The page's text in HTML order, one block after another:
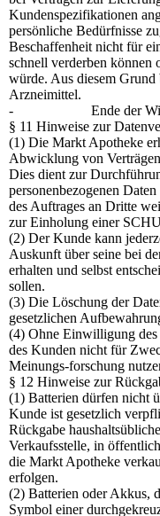
Kundenspezifikationen
persönliche Bedürfnisse
Beschaffenheit nicht für
schnell verderben können
würde. Aus diesem
Arzneimittel.
- Ende der
§ 11 Hinweise zur
(1) Die Markt Apotheke
Abwicklung von
Dies dient zur
personenbezogenen
des Auftrages an Dritte
zur Einholung einer
(2) Der Kunde kann
Auskunft über seine bei
erhalten und selbst
sollen.
(3) Die Löschung der
gesetzlichen
(4) Ohne Einwilligung
des Kunden nicht für
Meinungs-forschung
§ 12 Hinweise zur
(1) Batterien dürfen nicht
Kunde ist gesetzlich
Rückgabe
Verkaufsstelle, in
die Markt Apotheke
erfolgen.
(2) Batterien oder Akkus,
Symbol einer